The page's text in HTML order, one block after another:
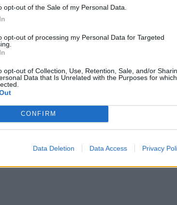
opt-out of the Sale of my Personal Data.
opt-out of processing my Personal Data for Targeted
opt-out of Collection, Use, Retention, Sale, and/or
Data that Is Unrelated with the Purposes for
CONFIRM
Data Deletion Data Access Privacy
της μεταμόσχευσης ήταν αμφίβολη (50-50).